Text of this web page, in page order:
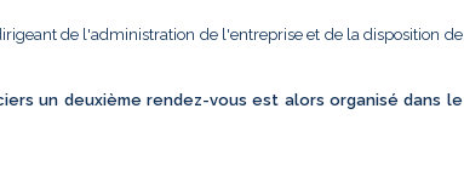
de l'administration de l'entreprise et de la disposition de
un deuxième rendez-vous est alors organisé dans le